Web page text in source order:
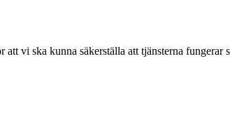
vi ska kunna säkerställa att tjänsterna fungerar